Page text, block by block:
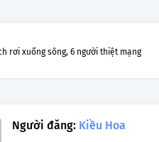
rơi xuống sông, 6 người thiệt mạng
Người đăng: Kiều Hoa